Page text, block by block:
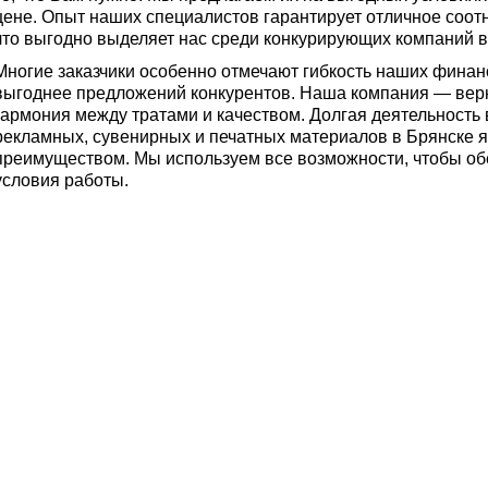
Опыт наших специалистов гарантирует отличное
выгодно выделяет нас среди конкурирующих компаний
заказчики особенно отмечают гибкость наших
предложений конкурентов. Наша компания —
между тратами и качеством. Долгая
сувенирных и печатных материалов в Брянске
Мы используем все возможности, чтобы
работы.